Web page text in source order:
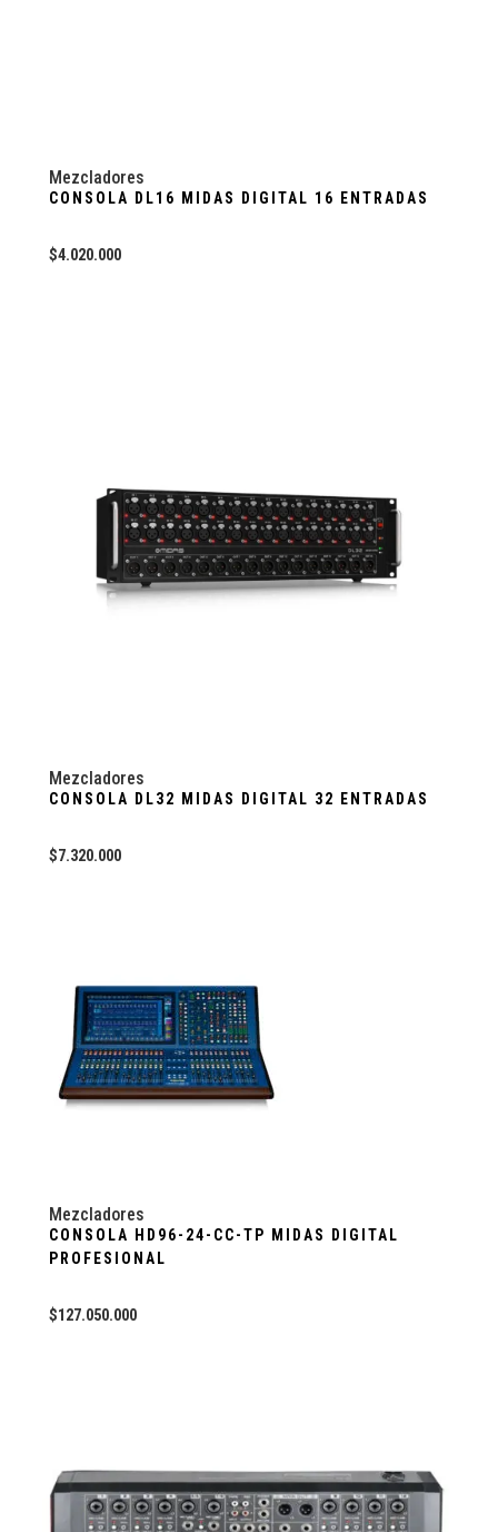
Mezcladores
CONSOLA DL16 MIDAS DIGITAL 16 ENTRADAS
$4.020.000
Mezcladores
CONSOLA DL32 MIDAS DIGITAL 32 ENTRADAS
$7.320.000
Mezcladores
CONSOLA HD96-24-CC-TP MIDAS DIGITAL
PROFESIONAL
$127.050.000